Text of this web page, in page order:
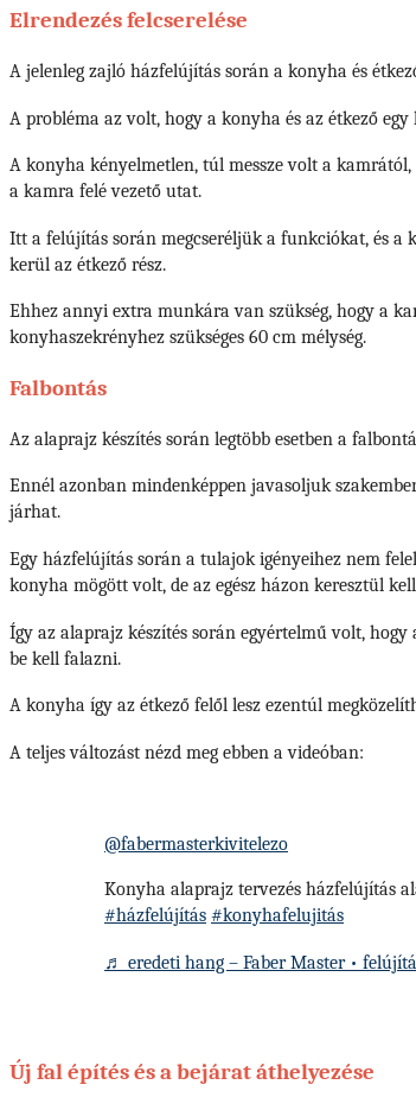
Elrendezés felcserelése
A jelenleg zajló házfelújítás során a konyha és
A probléma az volt, hogy a konyha és az étkező
A konyha kényelmetlen, túl messze volt a kamrától,
a kamra felé vezető utat.
Itt a felújítás során megcseréljük a funkciókat, és
kerül az étkező rész.
Ehhez annyi extra munkára van szükség, hogy a
konyhaszekrényhez szükséges 60 cm mélység.
Falbontás
Az alaprajz készítés során legtöbb esetben a
Ennél azonban mindenképpen javasoljuk
járhat.
Egy házfelújítás során a tulajok igényeihez nem
konyha mögött volt, de az egész házon keresztül
Így az alaprajz készítés során egyértelmű volt,
be kell falazni.
A konyha így az étkező felől lesz ezentúl
A teljes változást nézd meg ebben a videóban:
@fabermasterkivitelezo
Konyha alaprajz tervezés házfelújítás
#házfelújítás #konyhafelujitás
♬ eredeti hang – Faber Master •
Új fal építés és a bejárat áthelyezése